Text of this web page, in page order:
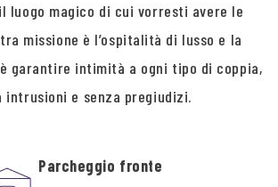
luogo magico di cui vorresti avere le
missione è l’ospitalità di lusso e la
garantire intimità a ogni tipo di coppia,
intrusioni e senza pregiudizi.
Parcheggio fronte